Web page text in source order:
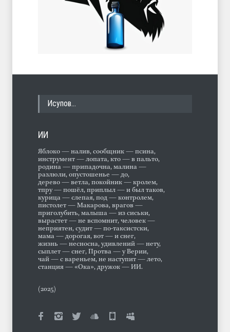
Исупов…
ИИ
Яблоко — налив, сообщник — псина,
инструмент — лопата, кто — в пальто,
родина — припадочна, малина —
разлюли, опустошенье — до,
дерево — ветла, покойник — кролем,
тпру — пошёл, приплыл — и был таков,
курица — слепая, под — контролем,
пистолет — Макарова, врагов —
приголубить, малыша — из сиськи,
вырастет — не вспомнит, человек —
неприятен, судит — по-таксистски,
мама — дорогая, вот — и снег,
жизнь — несносна, удивлений — нету,
сыплет — снег, Протва — у Верии,
чай — с вареньем, не наступит — лето,
станция — «Ока», дружок — ИИ.
(2025)